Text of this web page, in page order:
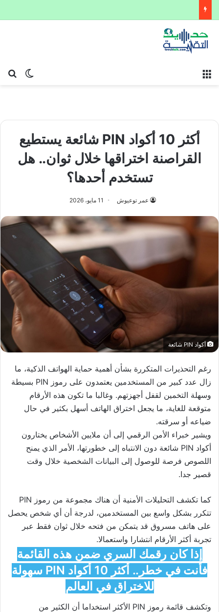
الوضع
أكثر 10 أكواد PIN شائعة يستطيع
القراصنة اختراقها خلال ثوان.. هل
تستخدم أحدها؟
عمر توعيوش 11 مايو، 2026
أكواد PIN شائعة
رغم التحذيرات المتكررة بشأن أهمية حماية الهواتف الذكية، ما
زال عدد كبير من المستخدمين يعتمدون على رموز PIN بسيطة
وسهلة التخمين لقفل أجهزتهم. وغالبا ما تكون هذه الأرقام
متوقعة للغاية، ما يجعل اختراق الهاتف أسهل بكثير في حال
ضياعه أو سرقته.
ويشير خبراء الأمن الرقمي إلى أن ملايين الأشخاص يختارون
أكواد PIN شائعة دون الانتباه إلى خطورتها، الأمر الذي يمنح
اللصوص فرصة للوصول إلى البيانات الشخصية خلال وقت
قصير جدا.
كما تكشف التحليلات الأمنية أن هناك مجموعة من رموز PIN
تتكرر بشكل واسع بين المستخدمين، لدرجة أن أي شخص يحصل
على هاتف مسروق قد يتمكن من فتحه خلال ثوان فقط عبر
تجربة أكثر الأرقام انتشارا واستعمالا.
إذا كان رقمك السري ضمن هذه القائمة
فأنت في خطر.. أكثر 10 أكواد PIN سهولة
للاختراق في العالم
وتكشف قائمة رموز PIN الأكثر استخداما أن الكثير من